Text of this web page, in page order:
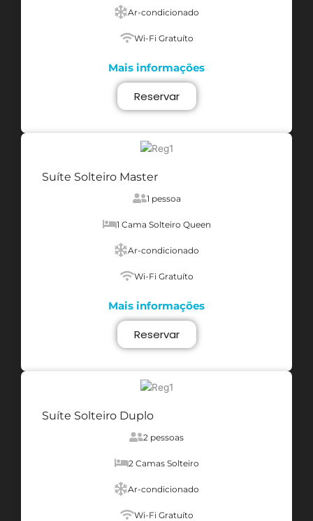
Ar-condicionado
Wi-Fi Gratuíto
Mais informações
Reservar
Suíte Solteiro Master
1 pessoa
1 Cama Solteiro Queen
Ar-condicionado
Wi-Fi Gratuíto
Mais informações
Reservar
Suíte Solteiro Duplo
2 pessoas
2 Camas Solteiro
Ar-condicionado
Wi-Fi Gratuíto